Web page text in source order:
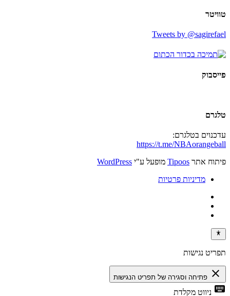
טוויטר
Tweets by @sagirefael
פייסבוק
טלגרם
עדכנוים בטלגרם:
https://t.me/NBAorangeball
פיתוח אתר Tipoos מופעל ע"י WordPress
מדיניות פרטיות
תפריט נגישות
close פתיחה וסגירה של תפריט הנגישות
keyboard ניווט מקלדת